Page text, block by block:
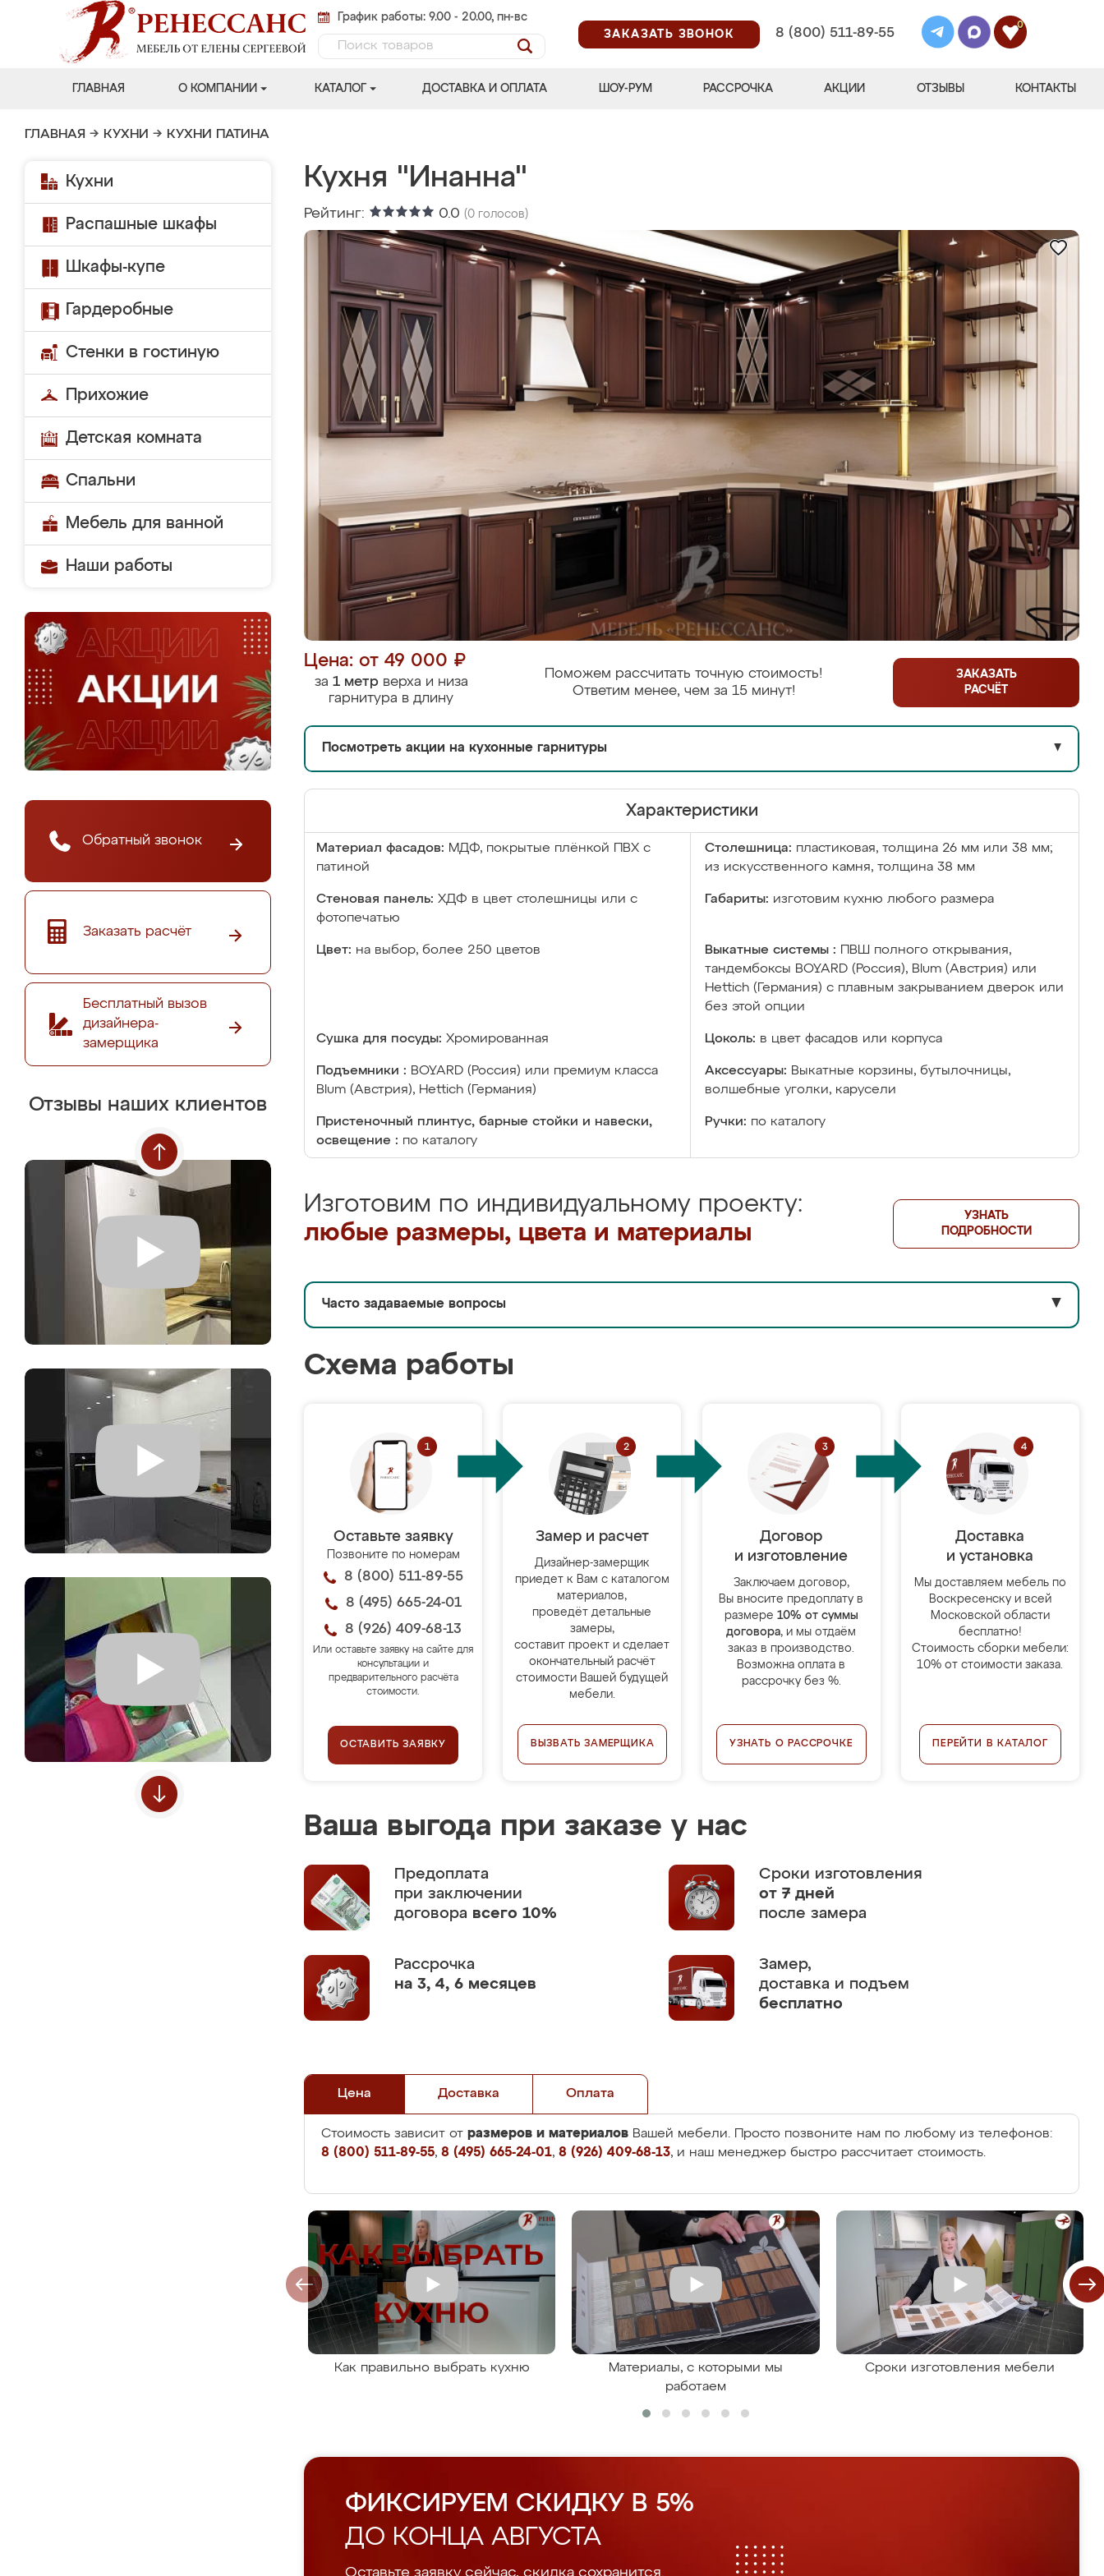
График работы: 9.00 - 20.00, пн-вс
ЗАКАЗАТЬ ЗВОНОК
8 (800) 511-89-55
0
ГЛАВНАЯ О КОМПАНИИ КАТАЛОГ ДОСТАВКА И ОПЛАТА ШОУ-РУМ РАССРОЧКА АКЦИИ ОТЗЫВЫ КОНТАКТЫ
ГЛАВНАЯ → КУХНИ → КУХНИ ПАТИНА
Кухни
Распашные шкафы
Шкафы-купе
Гардеробные
Стенки в гостиную
Прихожие
Детская комната
Спальни
Мебель для ванной
Наши работы
Обратный звонок
Заказать расчёт
Бесплатный вызов
дизайнера-
замерщика
Отзывы наших клиентов
Кухня "Инанна"
Рейтинг: 0.0 (0 голосов)
Цена: от 49 000 ₽
за 1 метрверха и низа
гарнитура в длину
Поможем рассчитать точную стоимость!
Ответим менее, чем за 15 минут!
ЗАКАЗАТЬ
РАСЧЁТ
Посмотреть акции на кухонные гарнитуры ▼
Характеристики
Материал фасадов: МДФ, покрытые плёнкой ПВХ с
патиной
Столешница: пластиковая, толщина 26 мм или 38 мм;
из искусственного камня, толщина 38 мм
Стеновая панель: ХДФ в цвет столешницы или с
фотопечатью
Габариты: изготовим кухню любого размера
Цвет: на выбор, более 250 цветов Выкатные системы :
ПВШ полного открывания,
тандембоксы BOYARD (Россия), Blum (Австрия) или
Hettich (Германия) с плавным закрыванием дверок или
без этой опции
Сушка для посуды: Хромированная Цоколь: в цвет фасадов или корпуса
Подъемники : BOYARD (Россия) или премиум класса
Blum (Австрия), Hettich (Германия)
Аксессуары: Выкатные корзины, бутылочницы,
волшебные уголки, карусели
Пристеночный плинтус, барные стойки и навески,
освещение : по каталогу
Ручки: по каталогу
Изготовим по индивидуальному проекту:
любые размеры, цвета и материалы
УЗНАТЬ
ПОДРОБНОСТИ
Часто задаваемые вопросы ▼
Схема работы
Оставьте заявку
Позвоните по номерам
8 (800) 511-89-55
8 (495) 665-24-01
8 (926) 409-68-13
Или оставьте заявку на сайте для
консультации и
предварительного расчёта
стоимости.
ОСТАВИТЬ ЗАЯВКУ
Замер и расчет
Дизайнер-замерщик
приедет к Вам с каталогом
материалов,
проведёт детальные
замеры,
составит проект и сделает
окончательный расчёт
стоимости Вашей будущей
мебели.
ВЫЗВАТЬ ЗАМЕРЩИКА
Договор
и изготовление
Заключаем договор,
Вы вносите предоплату в
размере 10% от суммы
договора, и мы отдаём
заказ в производство.
Возможна оплата в
рассрочку без %.
УЗНАТЬ О РАССРОЧКЕ
Доставка
и установка
Мы доставляем мебель по
Воскресенску и всей
Московской области
бесплатно!
Стоимость сборки мебели:
10% от стоимости заказа.
ПЕРЕЙТИ В КАТАЛОГ
Ваша выгода при заказе у нас
Предоплата
при заключении
договора всего 10%
Сроки изготовления
от 7 дней
после замера
Рассрочка
на 3, 4, 6 месяцев
Замер,
доставка и подъем
бесплатно
Цена Доставка Оплата
Стоимость зависит от размеров и материалов Вашей мебели. Просто позвоните нам по любому из телефонов:
8 (800) 511-89-55, 8 (495) 665-24-01, 8 (926) 409-68-13, и наш менеджер быстро рассчитает стоимость.
Как правильно выбрать кухню
Материалы, с которыми мы
работаем
Сроки изготовления мебели
ФИКСИРУЕМ СКИДКУ В 5%
ДО КОНЦА АВГУСТА
Оставьте заявку сейчас, скидка сохранится.